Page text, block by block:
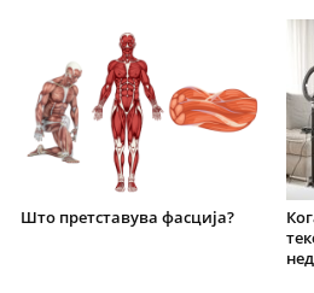
Што претставува фасција?